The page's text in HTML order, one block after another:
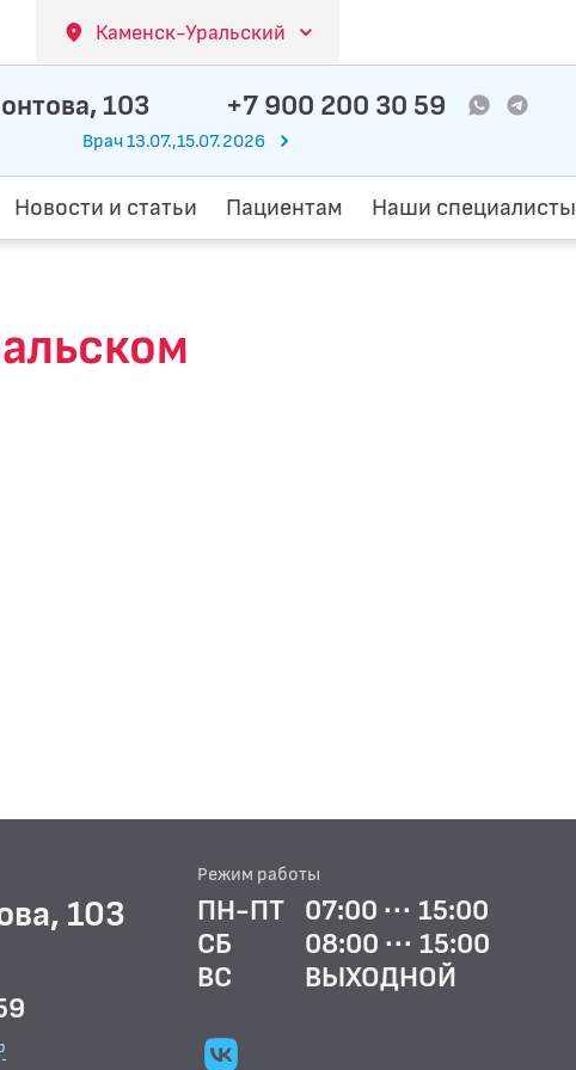
Каменск-Уральский
103 +7 900 200 30 59
Врач 13.07.,15.07.2026
Новости и статьи Пациентам Наши специалисты
103
Режим работы
ПН-ПТ
07:00 ··· 15:00
СБ
08:00 ··· 15:00
ВС
ВЫХОДНОЙ